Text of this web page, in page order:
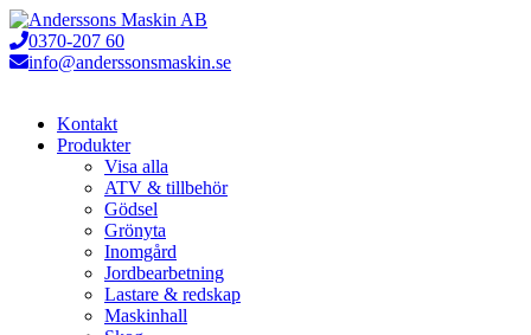
Hoppa
till
innehåll
0370-207 60
info@anderssonsmaskin.se
Kontakt
Produkter
Visa alla
ATV & tillbehör
Gödsel
Grönyta
Inomgård
Jordbearbetning
Lastare & redskap
Maskinhall